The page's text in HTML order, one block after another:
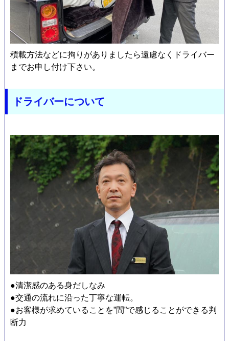
ー
シ
ョ
積載方法などに拘りがありましたら遠慮なくドライバー
までお申し付け下さい。
ドライバーについて
●清潔感のある身だしなみ
●交通の流れに沿った丁寧な運転。
●お客様が求めていることを”間”で感じることができる判
断力